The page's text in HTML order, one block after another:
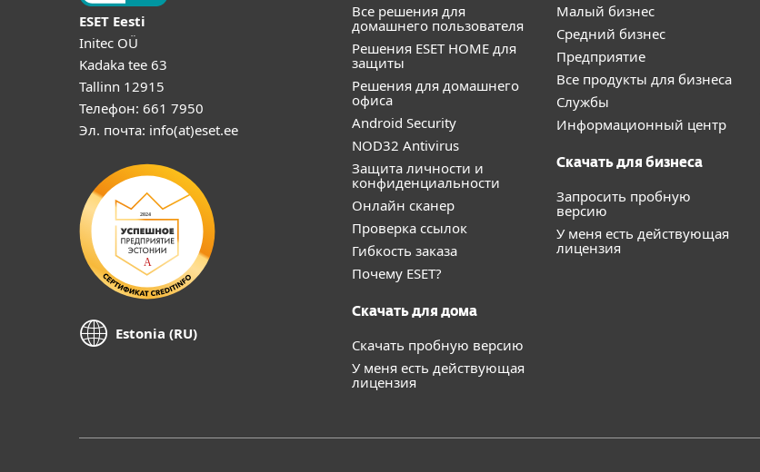
ESET Eesti
Initec OÜ
Kadaka tee 63
Tallinn 12915
Телефон: 661 7950
Эл. почта: info(at)eset.ee
Estonia (RU)
Все решения для
домашнего пользователя
Решения ESET HOME для
защиты
Решения для домашнего
офиса
Android Security
NOD32 Antivirus
Защита личности и
конфиденциальности
Онлайн сканер
Проверка ссылок
Гибкость заказа
Почему ESET?
Скачать для дома
Скачать пробную версию
У меня есть действующая
лицензия
Малый бизнес
Средний бизнес
Предприятие
Все продукты для бизнеса
Службы
Информационный центр
Скачать для бизнеса
Запросить пробную
версию
У меня есть действующая
лицензия